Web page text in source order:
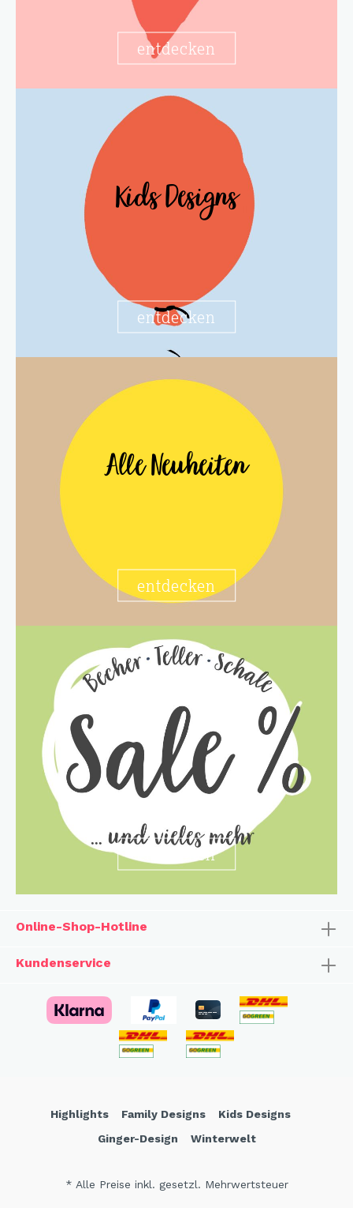
entdecken
Kids Designs
entdecken
Alle Neuheiten
entdecken
entdecken
Online-Shop-Hotline
Kundenservice
Highlights Family Designs
Kids Designs
Ginger-Design
Winterwelt
* Alle Preise inkl. gesetzl. Mehrwertsteuer